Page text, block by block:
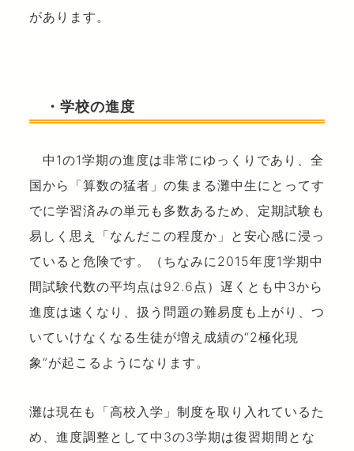
があります。
・学校の進度
中1の1学期の進度は非常にゆっくりであり、全
国から「算数の猛者」の集まる灘中生にとってす
でに学習済みの単元も多数あるため、定期試験も
易しく思え「なんだこの程度か」と安心感に浸っ
ていると危険です。（ちなみに2015年度1学期中
間試験代数の平均点は92.6点）遅くとも中3から
進度は速くなり、扱う問題の難易度も上がり、つ
いていけなくなる生徒が増え成績の“2極化現
象”が起こるようになります。
灘は現在も「高校入学」制度を取り入れているた
め、進度調整として中3の3学期は復習期間とな